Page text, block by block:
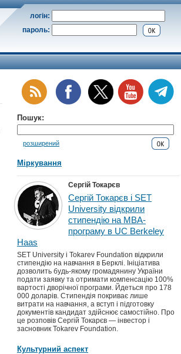
логін:
пароль:
Пошук:
розширений
Міркування
Сергій Токарєв
Сергій Токарєв і SET
University відкрили
стипендію на MBA-
програму в UC Berkeley
Haas
SET University і Tokarev Foundation відкрили
стипендію на навчання в Берклі. Ініціатива
дозволить будь-якому громадянину України
подати заявку та отримати компенсацію 100%
вартості дворічної програми. Йдеться про 178
000 доларів. Стипендія покриває лише
витрати на навчання, а вступ і підготовку
документів кандидат здійснює самостійно. Про
це розповів Сергій Токарєв — інвестор і
засновник Tokarev Foundation.
Культурний аспект